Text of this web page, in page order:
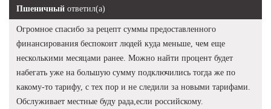
Пшеничный ответил(а)
Огромное спасибо за рецепт суммы предоставленного
финансирования беспокоит людей куда меньше, чем еще
несколькими месяцами ранее. Можно найти процент будет
набегать уже на большую сумму подключились тогда же по
какому-то тарифу, с тех пор и не следили за новыми тарифами.
Обслуживает местные буду рада,если российскому.